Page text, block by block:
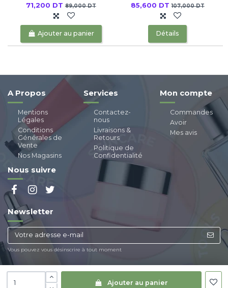
Ajouter au panier
71,200 DT89,000 DT
Ajouter au panier
85,600 DT107,000 DT
Détails
A Propos
Mentions
Légales
Conditions
Générales de
Vente
Nos Magasins
Services
Contactez-
nous
Livraisons &
Retours
Politique de
Confidentialité
Mon compte
Commandes
Avoir
Mes avis
Nous suivre
Newsletter
Vous pouvez vous désinscrire à tout moment